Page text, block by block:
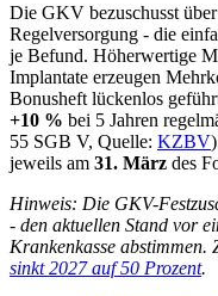
Die GKV bezuschusst
Regelversorgung - die
je Befund. Höherwertige
Implantate erzeugen
Bonusheft lückenlos
+10 % bei 5 Jahren
55 SGB V, Quelle: KZBV
jeweils am 31. März des
Hinweis: Die GKV-
- den aktuellen Stand vor
Krankenkasse abstimmen.
sinkt 2027 auf 50 Prozent.